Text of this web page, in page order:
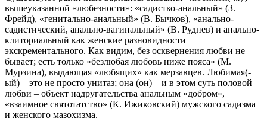
вышеуказанной «любезности»: «садистко-анальный» (З.
Фрейд), «генитально-анальный» (В. Бычков), «анально-
садистический, анально-вагинальный» (В. Руднев) и анально-
клиториальный как женские разновидности
экскрементального. Как видим, без осквернения любви не
бывает; есть только «безлюбая любовь ниже пояса» (М.
Мурзина), выдающая «любящих» как мерзавцев. Любимая(-
ый) – это не просто унитаз; она (он) – и в этом суть половой
любви – объект надругательства анальным «добром»,
«взаимное святотатство» (К. Ижиковский) мужского садизма
и женского мазохизма.